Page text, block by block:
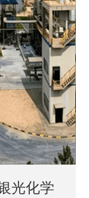
光化学